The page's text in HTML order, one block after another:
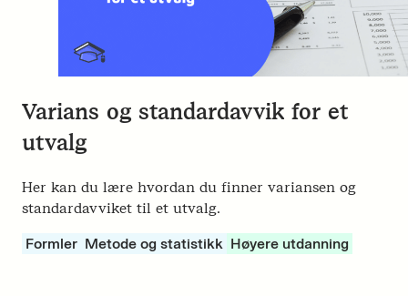
Varians og standardavvik for et
utvalg
Her kan du lære hvordan du finner variansen og
standardavviket til et utvalg.
Formler Metode og statistikk Høyere utdanning